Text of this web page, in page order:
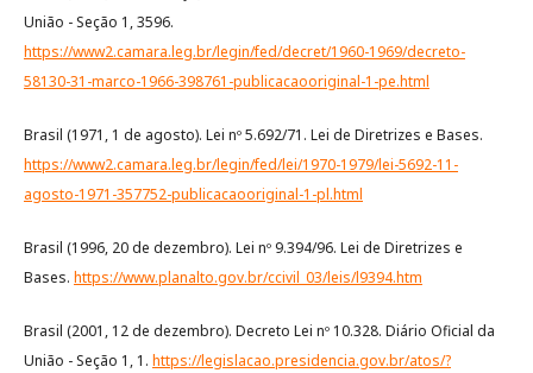
União - Seção 1, 3596.
https://www2.camara.leg.br/legin/fed/decret/1960-1969/decreto-
58130-31-marco-1966-398761-publicacaooriginal-1-pe.html
Brasil (1971, 1 de agosto). Lei nº 5.692/71. Lei de Diretrizes e Bases.
https://www2.camara.leg.br/legin/fed/lei/1970-1979/lei-5692-11-
agosto-1971-357752-publicacaooriginal-1-pl.html
Brasil (1996, 20 de dezembro). Lei nº 9.394/96. Lei de Diretrizes e
Bases. https://www.planalto.gov.br/ccivil_03/leis/l9394.htm
Brasil (2001, 12 de dezembro). Decreto Lei nº 10.328. Diário Oficial da
União - Seção 1, 1. https://legislacao.presidencia.gov.br/atos/?